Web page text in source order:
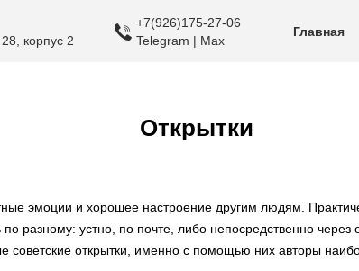
корпус 2
+7(926)175-27-06
Telegram | Max
Главная
Открытки
эмоции и хорошее настроение другим людям.
разному: устно, по почте, либо непосредственно
советские открытки, именно с помощью них авторы